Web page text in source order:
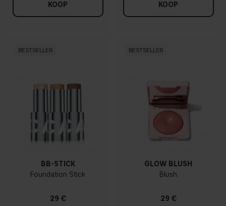
KOOP KOOP
BESTSELLER
BB-STICK
Foundation Stick
29 €
BESTSELLER
GLOW BLUSH
Blush
29 €